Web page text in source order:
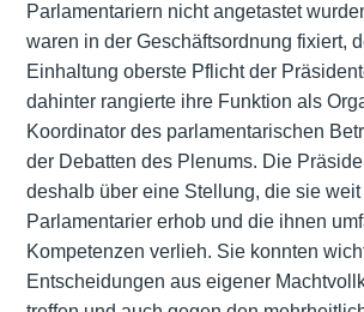
Parlamentariern nicht angetastet
waren in der Geschäftsordnung fixiert,
Einhaltung oberste Pflicht der
dahinter rangierte ihre Funktion als
Koordinator des parlamentarischen
der Debatten des Plenums. Die
deshalb über eine Stellung, die sie
Parlamentarier erhob und die ihnen
Kompetenzen verlieh. Sie konnten
Entscheidungen aus eigener